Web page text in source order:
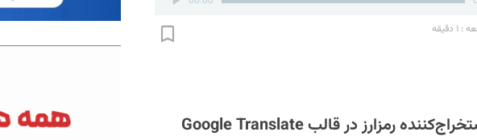
انتشار بدافزار استخراج‌کننده رمزارز در قالب Google Translate